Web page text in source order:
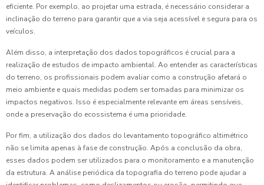
eficiente. Por exemplo, ao projetar uma estrada, é necessário considerar a
inclinação do terreno para garantir que a via seja acessível e segura para os
veículos.
Além disso, a interpretação dos dados topográficos é crucial para a
realização de estudos de impacto ambiental. Ao entender as características
do terreno, os profissionais podem avaliar como a construção afetará o
meio ambiente e quais medidas podem ser tomadas para minimizar os
impactos negativos. Isso é especialmente relevante em áreas sensíveis,
onde a preservação do ecossistema é uma prioridade.
Por fim, a utilização dos dados do levantamento topográfico altimétrico
não se limita apenas à fase de construção. Após a conclusão da obra,
esses dados podem ser utilizados para o monitoramento e a manutenção
da estrutura. A análise periódica da topografia do terreno pode ajudar a